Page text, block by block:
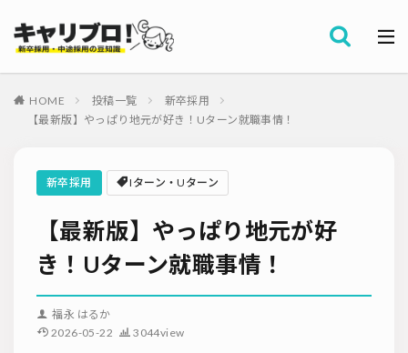
HOME 投稿一覧
新卒採用
【最新版】やっぱり地元が好き！Uターン就職事情！
新卒採用 Iターン・Uターン
【最新版】やっぱり地元が好
き！Uターン就職事情！
福永 はるか
2026-05-22
3044view
カテゴリー
タグ
就職サイト
転職サイト
ダイレクトリクルーティング
採用ノウハウ
採用ツール
採用計画
母集団の形成確保
エンジニア採用
採用イベント・合説
面接・選考
内定辞退
採用コンサルティング
労務・組織
メルマガ登録
資料ダウンロード